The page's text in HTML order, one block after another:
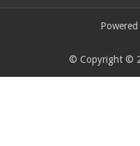
© Copyright ©